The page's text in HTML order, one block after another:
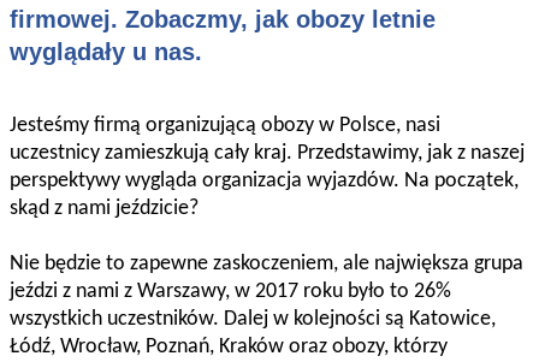
firmowej. Zobaczmy, jak obozy letnie
wyglądały u nas.
Jesteśmy firmą organizującą obozy w Polsce, nasi
uczestnicy zamieszkują cały kraj. Przedstawimy, jak z naszej
perspektywy wygląda organizacja wyjazdów. Na początek,
skąd z nami jeździcie?
Nie będzie to zapewne zaskoczeniem, ale największa grupa
jeździ z nami z Warszawy, w 2017 roku było to 26%
wszystkich uczestników. Dalej w kolejności są Katowice,
Łódź, Wrocław, Poznań, Kraków oraz obozy, którzy